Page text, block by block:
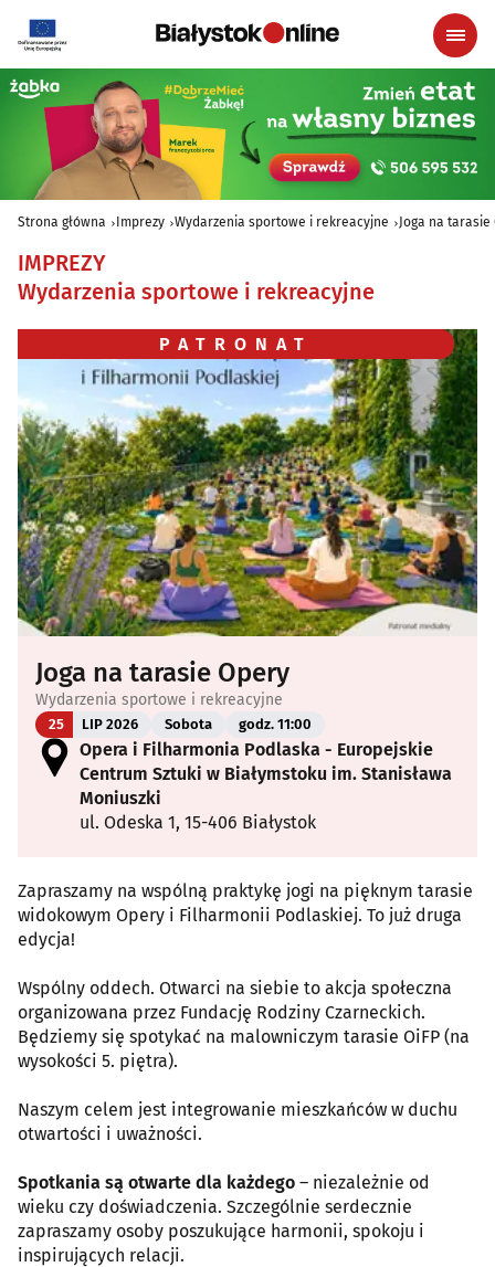
Strona główna Imprezy Wydarzenia sportowe i rekreacyjne Joga na tarasie
IMPREZY
Wydarzenia sportowe i rekreacyjne
PATRONAT
Joga na tarasie Opery
Wydarzenia sportowe i rekreacyjne
25 LIP 2026 Sobota godz. 11:00
Opera i Filharmonia Podlaska - Europejskie
Centrum Sztuki w Białymstoku im. Stanisława
Moniuszki
ul. Odeska 1, 15-406 Białystok
Zapraszamy na wspólną praktykę jogi na pięknym tarasie
widokowym Opery i Filharmonii Podlaskiej. To już druga
edycja!
Wspólny oddech. Otwarci na siebie to akcja społeczna
organizowana przez Fundację Rodziny Czarneckich.
Będziemy się spotykać na malowniczym tarasie OiFP (na
wysokości 5. piętra).
Naszym celem jest integrowanie mieszkańców w duchu
otwartości i uważności.
Spotkania są otwarte dla każdego – niezależnie od
wieku czy doświadczenia. Szczególnie serdecznie
zapraszamy osoby poszukujące harmonii, spokoju i
inspirujących relacji.